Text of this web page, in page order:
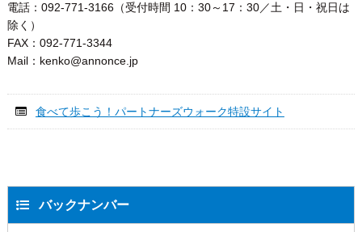
電話：092-771-3166（受付時間 10：30～17：30／土・日・祝日は
除く）
FAX：092-771-3344
Mail：kenko@annonce.jp
食べて歩こう！パートナーズウォーク特設サイト
バックナンバー